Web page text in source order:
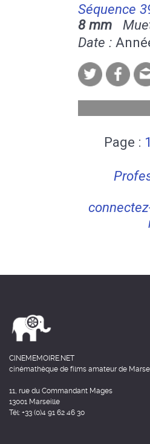
Séquence
8 mm
Date :
Page : 1
CINEMEMOIRE.NET
cinémathèque de films amateur de
11, rue du Commandant Mages
13001 Marseille
Tél: +33 (0)4 91 62 46 30